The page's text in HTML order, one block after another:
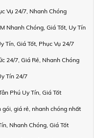
Vụ 24/7, Nhanh Chóng
Nhanh Chóng, Giá Tốt, Uy Tín
Tín, Giá Tốt, Phục Vụ 24/7
24/7, Giá Rẻ, Nhanh Chóng
Tín 24/7
Phú Uy Tín, Giá Tốt
giá rẻ, nhanh chóng nhất
Nhanh Chóng, Giá Tốt